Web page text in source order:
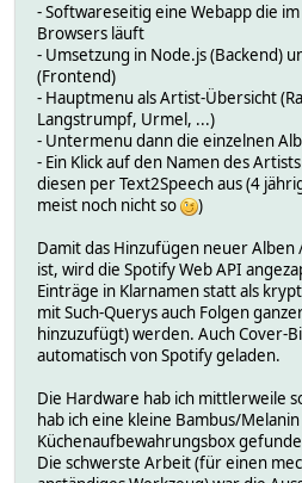
- Softwareseitig eine Webapp die
Browsers läuft
- Umsetzung in Node.js (Backend)
(Frontend)
- Hauptmenu als Artist-Übersicht
Langstrumpf, Urmel, ...)
- Untermenu dann die einzelnen
- Ein Klick auf den Namen des
diesen per Text2Speech aus (4
meist noch nicht so
)
Damit das Hinzufügen neuer Alben
ist, wird die Spotify Web API
Einträge in Klarnamen statt als
mit Such-Querys auch Folgen
hinzuzufügt) werden. Auch Cover-
automatisch von Spotify geladen.
Die Hardware hab ich mittlerweile
hab ich eine kleine Bambus/Melanin
Küchenaufbewahrungsbox
Die schwerste Arbeit (für einen